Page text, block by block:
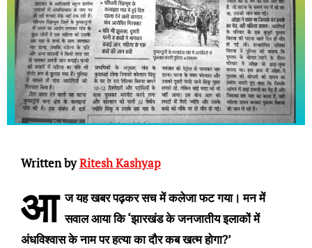
Written byRitesh Kashyap
आ ज यह खबर पढ़कर सच में कलेजा फट गया। मन में
सवाल आया कि ‘झारखंड के जनजातीय इलाकों में
अंधविश्वास के नाम पर हत्या का दौर कब खत्म होगा?’